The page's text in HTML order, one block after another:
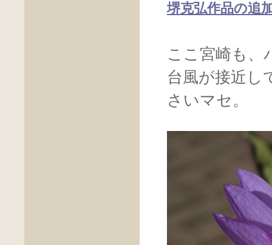
堺克弘作品の追
ここ宮崎も、
台風が接近し
さいマセ。